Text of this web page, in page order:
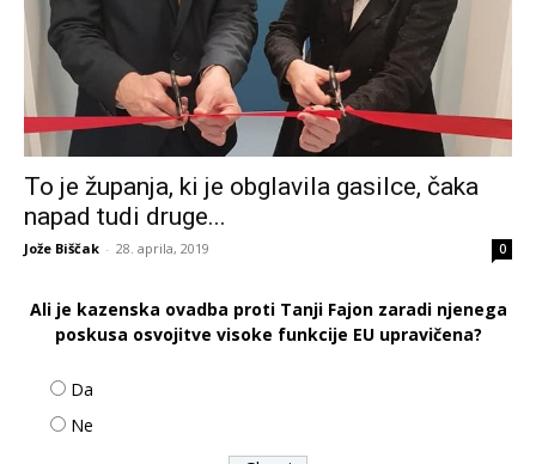
To je županja, ki je obglavila gasilce, čaka
napad tudi druge...
Jože Biščak - 28. aprila, 2019 0
Ali je kazenska ovadba proti Tanji Fajon zaradi njenega
poskusa osvojitve visoke funkcije EU upravičena?
Da
Ne